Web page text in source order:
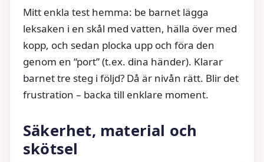
Mitt enkla test hemma: be barnet lägga
leksaken i en skål med vatten, hälla över med
kopp, och sedan plocka upp och föra den
genom en “port” (t.ex. dina händer). Klarar
barnet tre steg i följd? Då är nivån rätt. Blir det
frustration – backa till enklare moment.
Säkerhet, material och
skötsel